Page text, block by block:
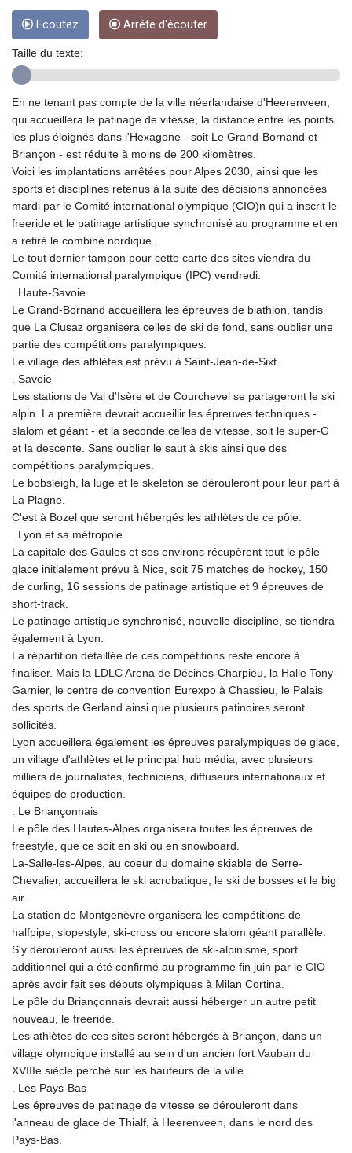
GHS 13.514561
GIP 0.857481
GYD 241.124538
HKD 9.054775
HNL 30.893904
HRK 7.535207
HTG 150.703267
HUF 363.227272
IDR 20683.84493
ILS 3.477857
INR 109.853402
IQD 1509.981531
1587015.850814
ISK 141.789703
JEP 0.857481
JMD 183.165198
JPY 182.195114
KES 149.373012
KGS 100.948559
KHR 4671.521595
KRW 1644.468592
KYD 0.960607
LAK 26056.345982
LBP
103219.381749
LRD 208.05232
LTL 3.408529
LVL 0.698261
LYD 7.33646
MAD 10.743027
MGA 4906.267554
MKD 61.454794
MMK 2423.516623
MRU 46.220597
MUR 54.185979
MVR 17.834424
MWK 1998.656128
MYR 4.720872
MZN 73.775025
NAD 18.909879
NGN 1571.535555
NIO 42.420069
NOK 11.004093
NZD 1.964048
OMR 0.443836
PAB 1.152683
PGK 5.167939
PHP 70.252174
Ecoutez Arrête d'écouter
Taille du texte:
En ne tenant pas compte de la ville néerlandaise d'Heerenveen,
qui accueillera le patinage de vitesse, la distance entre les points
les plus éloignés dans l'Hexagone - soit Le Grand-Bornand et
Briançon - est réduite à moins de 200 kilomètres.
Voici les implantations arrêtées pour Alpes 2030, ainsi que les
sports et disciplines retenus à la suite des décisions annoncées
mardi par le Comité international olympique (CIO)n qui a inscrit le
freeride et le patinage artistique synchronisé au programme et en
a retiré le combiné nordique.
Le tout dernier tampon pour cette carte des sites viendra du
Comité international paralympique (IPC) vendredi.
. Haute-Savoie
Le Grand-Bornand accueillera les épreuves de biathlon, tandis
que La Clusaz organisera celles de ski de fond, sans oublier une
partie des compétitions paralympiques.
Le village des athlètes est prévu à Saint-Jean-de-Sixt.
. Savoie
Les stations de Val d'Isère et de Courchevel se partageront le ski
alpin. La première devrait accueillir les épreuves techniques -
slalom et géant - et la seconde celles de vitesse, soit le super-G
et la descente. Sans oublier le saut à skis ainsi que des
compétitions paralympiques.
Le bobsleigh, la luge et le skeleton se dérouleront pour leur part à
La Plagne.
C'est à Bozel que seront hébergés les athlètes de ce pôle.
. Lyon et sa métropole
La capitale des Gaules et ses environs récupèrent tout le pôle
glace initialement prévu à Nice, soit 75 matches de hockey, 150
de curling, 16 sessions de patinage artistique et 9 épreuves de
short-track.
Le patinage artistique synchronisé, nouvelle discipline, se tiendra
également à Lyon.
La répartition détaillée de ces compétitions reste encore à
finaliser. Mais la LDLC Arena de Décines-Charpieu, la Halle Tony-
Garnier, le centre de convention Eurexpo à Chassieu, le Palais
des sports de Gerland ainsi que plusieurs patinoires seront
sollicités.
Lyon accueillera également les épreuves paralympiques de glace,
un village d'athlètes et le principal hub média, avec plusieurs
milliers de journalistes, techniciens, diffuseurs internationaux et
équipes de production.
. Le Briançonnais
Le pôle des Hautes-Alpes organisera toutes les épreuves de
freestyle, que ce soit en ski ou en snowboard.
La-Salle-les-Alpes, au coeur du domaine skiable de Serre-
Chevalier, accueillera le ski acrobatique, le ski de bosses et le big
air.
La station de Montgenèvre organisera les compétitions de
halfpipe, slopestyle, ski-cross ou encore slalom géant parallèle.
S'y dérouleront aussi les épreuves de ski-alpinisme, sport
additionnel qui a été confirmé au programme fin juin par le CIO
après avoir fait ses débuts olympiques à Milan Cortina.
Le pôle du Briançonnais devrait aussi héberger un autre petit
nouveau, le freeride.
Les athlètes de ces sites seront hébergés à Briançon, dans un
village olympique installé au sein d'un ancien fort Vauban du
XVIIIe siècle perché sur les hauteurs de la ville.
. Les Pays-Bas
Les épreuves de patinage de vitesse se dérouleront dans
l'anneau de glace de Thialf, à Heerenveen, dans le nord des
Pays-Bas.